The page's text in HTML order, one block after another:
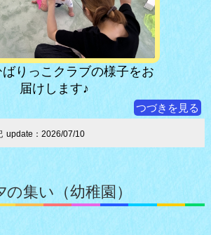
りっこクラブの様子をお
届けします♪
つづきを見る
update：2026/07/10
の集い（幼稚園）